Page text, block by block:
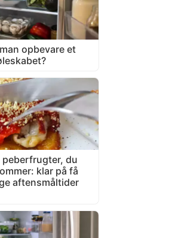
opbevare et
du
klar på få
aftensmåltider